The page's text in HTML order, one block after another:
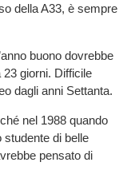
della A33, è sempre
buono dovrebbe
giorni. Difficile
dagli anni Settanta.
nel 1988 quando
studente di belle
pensato di